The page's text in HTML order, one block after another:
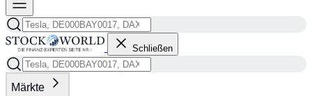
Schließen
Märkte